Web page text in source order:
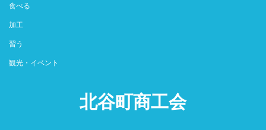
食べる
加工
習う
観光・イベント
北谷町商工会